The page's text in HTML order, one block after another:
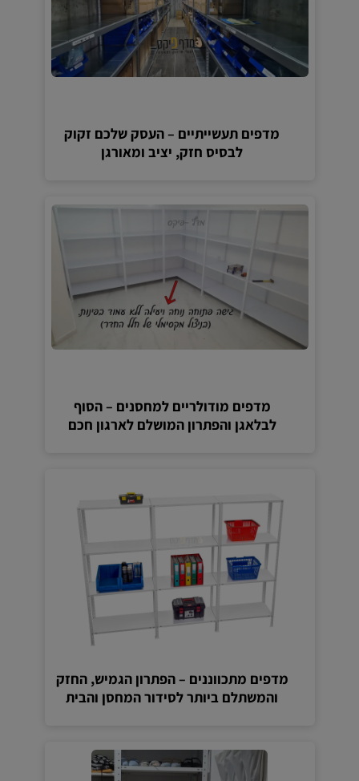
מדפים תעשייתיים – העסק שלכם זקוק
לבסיס חזק, יציב ומאורגן
מדפים מודולריים למחסנים – הסוף
לבלאגן והפתרון המושלם לארגון חכם
מדפים מתכווננים – הפתרון הגמיש, החזק
והמשתלם ביותר לסידור המחסן והבית